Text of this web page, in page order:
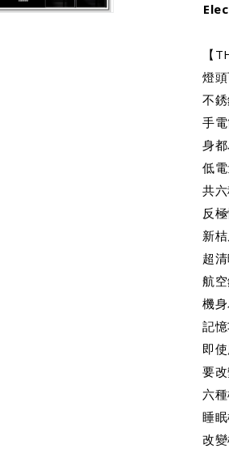
【
燈
不
手
身都
低
共
反
新
超
航
機
記
即使
要改
六
睡
改